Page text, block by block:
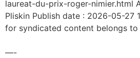
laureat-du-prix-roger-nimier.html
Pliskin Publish date : 2026-05-27
for syndicated content belongs to
—-